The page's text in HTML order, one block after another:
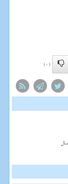
(0)